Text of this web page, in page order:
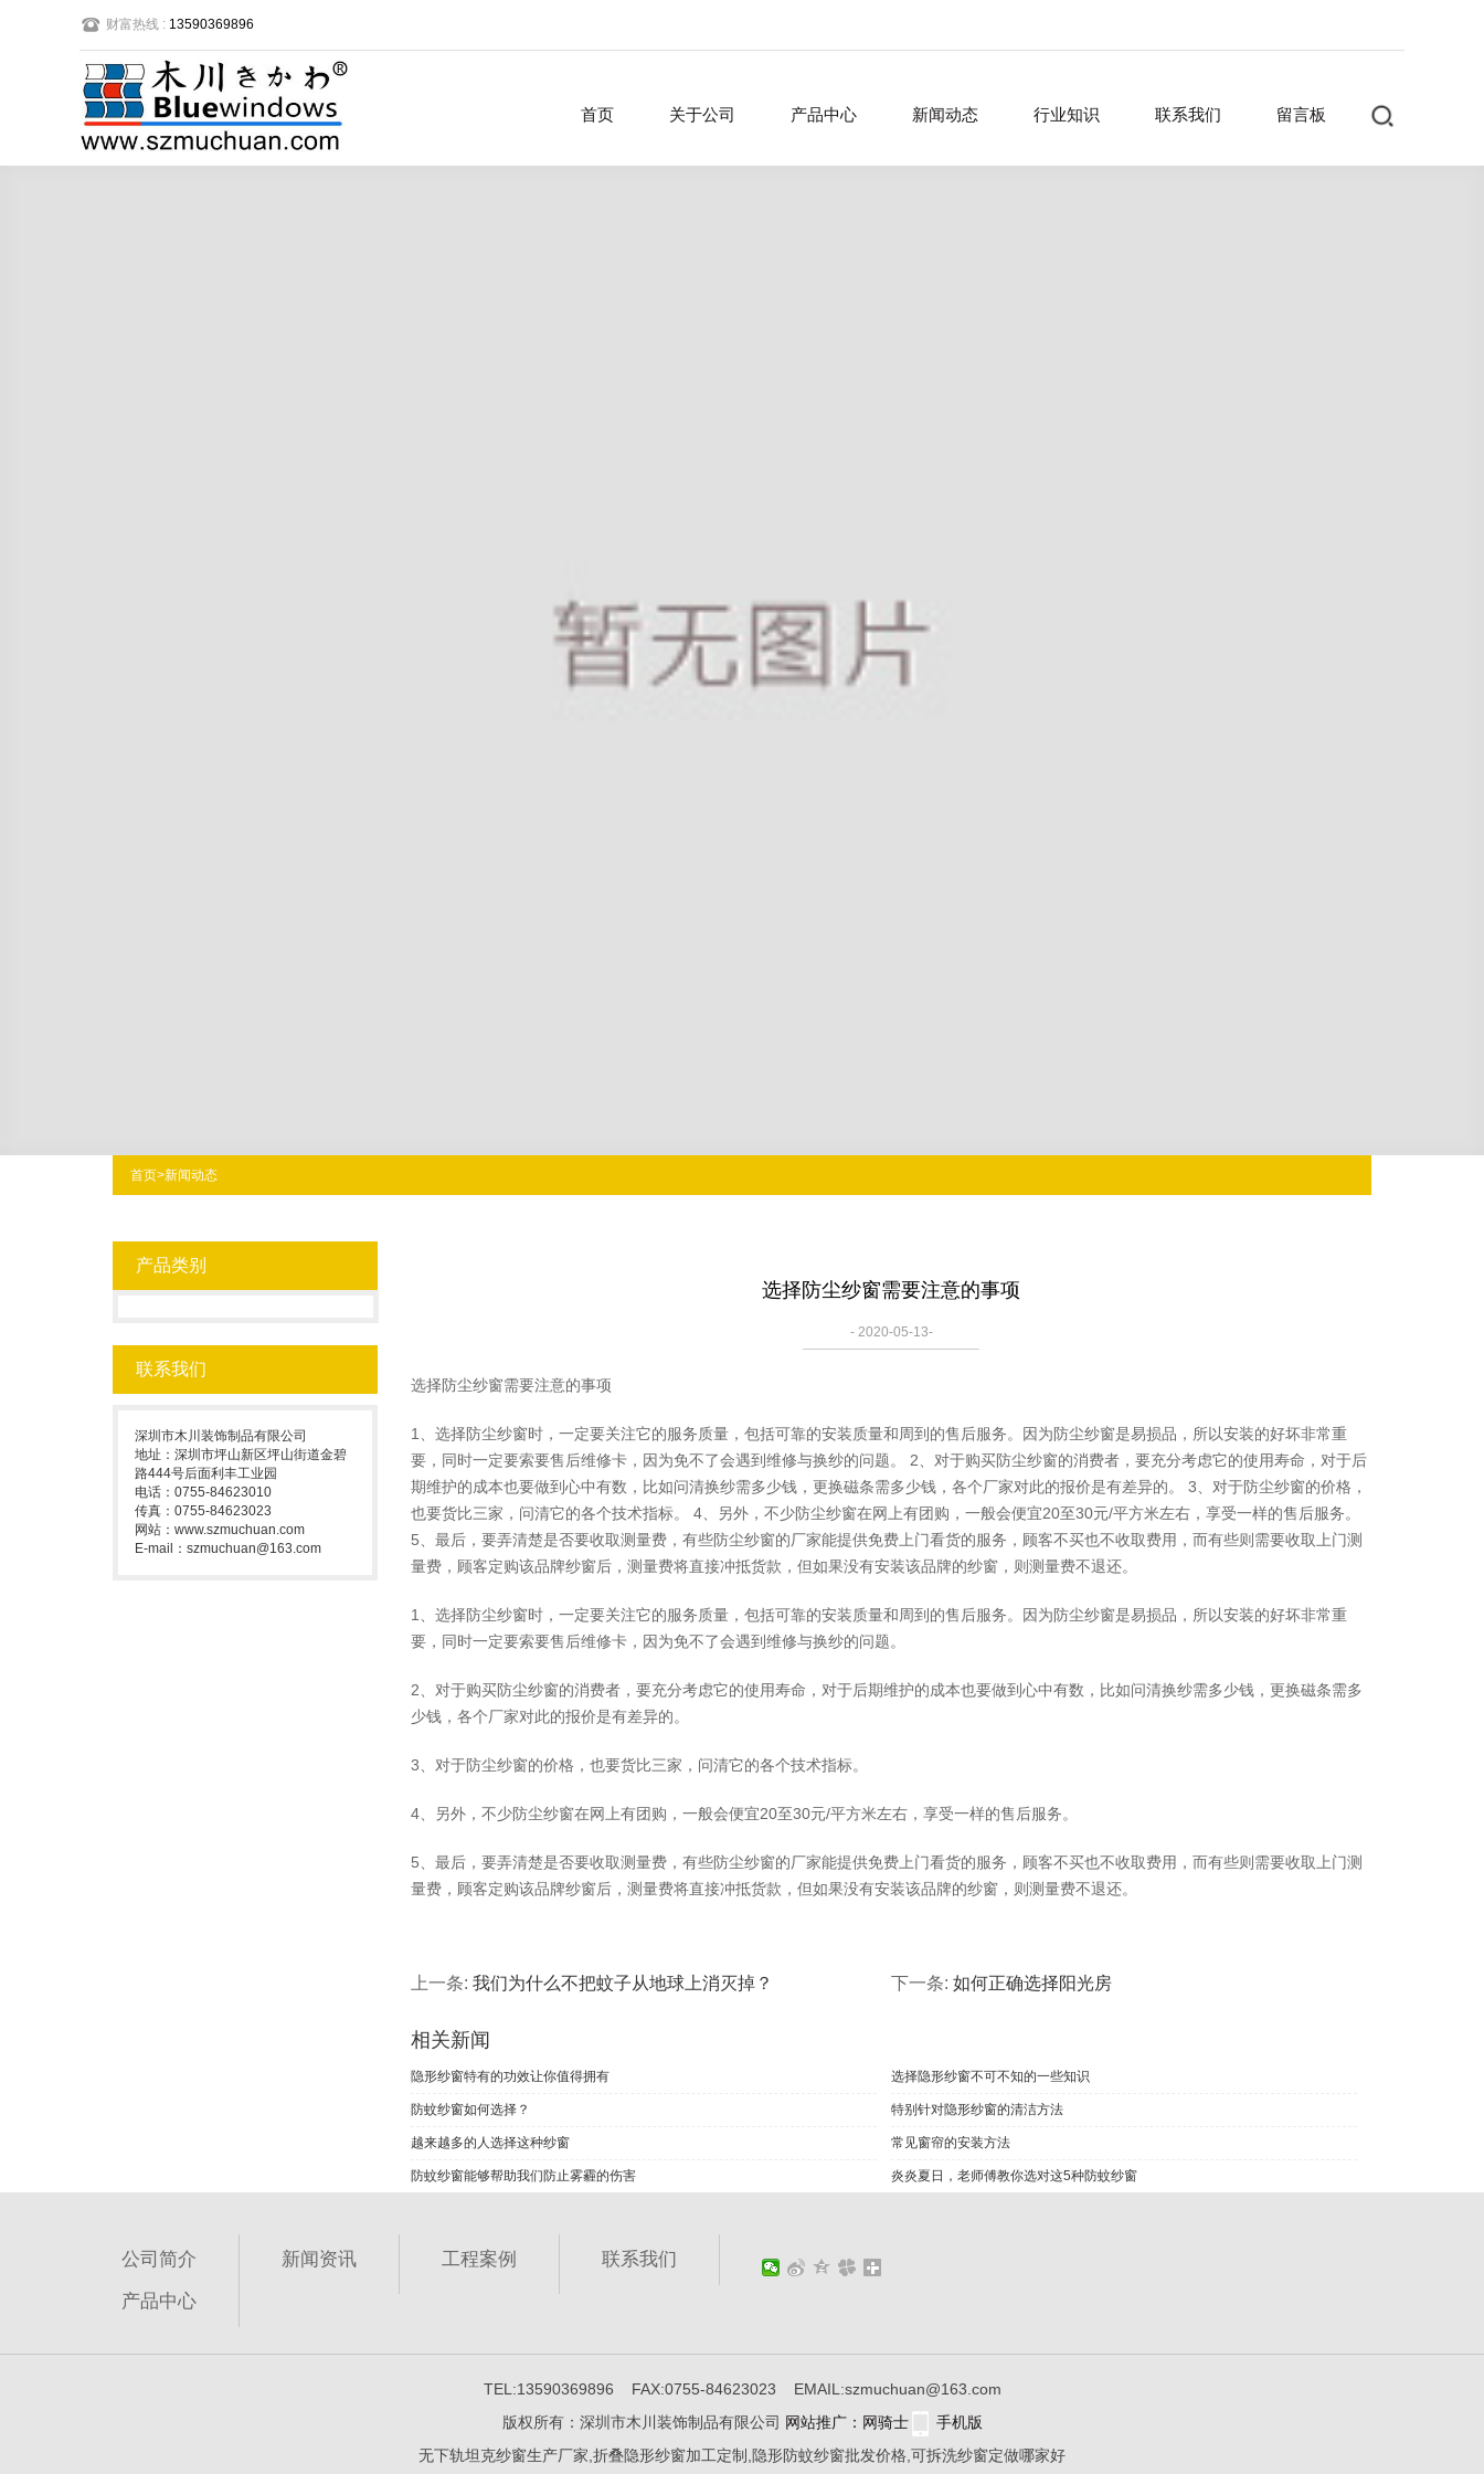
财富热线 : 13590369896
首页 关于公司 产品中心 新闻动态 行业知识 联系我们 留言板
首页>新闻动态
产品类别
联系我们
深圳市木川装饰制品有限公司
地址：深圳市坪山新区坪山街道金碧
路444号后面利丰工业园
电话：0755-84623010
传真：0755-84623023
网站：www.szmuchuan.com
E-mail：szmuchuan@163.com
选择防尘纱窗需要注意的事项
- 2020-05-13-
选择防尘纱窗需要注意的事项
1、选择防尘纱窗时，一定要关注它的服务质量，包括可靠的安装质量和周到的售后服务。因为防尘纱窗是易损品，所以安装的好坏非常重
要，同时一定要索要售后维修卡，因为免不了会遇到维修与换纱的问题。 2、对于购买防尘纱窗的消费者，要充分考虑它的使用寿命，对于后
期维护的成本也要做到心中有数，比如问清换纱需多少钱，更换磁条需多少钱，各个厂家对此的报价是有差异的。 3、对于防尘纱窗的价格，
也要货比三家，问清它的各个技术指标。 4、另外，不少防尘纱窗在网上有团购，一般会便宜20至30元/平方米左右，享受一样的售后服务。
5、最后，要弄清楚是否要收取测量费，有些防尘纱窗的厂家能提供免费上门看货的服务，顾客不买也不收取费用，而有些则需要收取上门测
量费，顾客定购该品牌纱窗后，测量费将直接冲抵货款，但如果没有安装该品牌的纱窗，则测量费不退还。
1、选择防尘纱窗时，一定要关注它的服务质量，包括可靠的安装质量和周到的售后服务。因为防尘纱窗是易损品，所以安装的好坏非常重
要，同时一定要索要售后维修卡，因为免不了会遇到维修与换纱的问题。
2、对于购买防尘纱窗的消费者，要充分考虑它的使用寿命，对于后期维护的成本也要做到心中有数，比如问清换纱需多少钱，更换磁条需多
少钱，各个厂家对此的报价是有差异的。
3、对于防尘纱窗的价格，也要货比三家，问清它的各个技术指标。
4、另外，不少防尘纱窗在网上有团购，一般会便宜20至30元/平方米左右，享受一样的售后服务。
5、最后，要弄清楚是否要收取测量费，有些防尘纱窗的厂家能提供免费上门看货的服务，顾客不买也不收取费用，而有些则需要收取上门测
量费，顾客定购该品牌纱窗后，测量费将直接冲抵货款，但如果没有安装该品牌的纱窗，则测量费不退还。
上一条: 我们为什么不把蚊子从地球上消灭掉？ 下一条: 如何正确选择阳光房
相关新闻
隐形纱窗特有的功效让你值得拥有 选择隐形纱窗不可不知的一些知识
防蚊纱窗如何选择？ 特别针对隐形纱窗的清洁方法
越来越多的人选择这种纱窗 常见窗帘的安装方法
防蚊纱窗能够帮助我们防止雾霾的伤害 炎炎夏日，老师傅教你选对这5种防蚊纱窗
公司简介
产品中心
新闻资讯 工程案例 联系我们
TEL:13590369896 FAX:0755-84623023 EMAIL:szmuchuan@163.com
版权所有：深圳市木川装饰制品有限公司 网站推广：网骑士
手机版
无下轨坦克纱窗生产厂家,折叠隐形纱窗加工定制,隐形防蚊纱窗批发价格,可拆洗纱窗定做哪家好